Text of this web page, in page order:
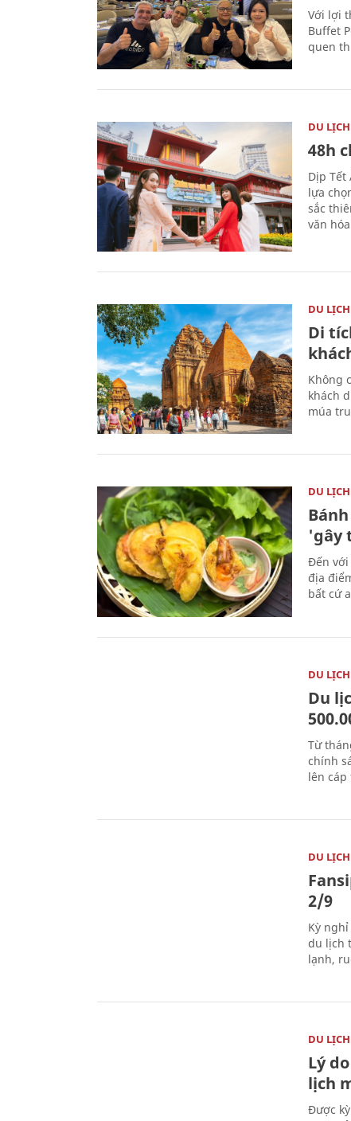
Với lợi
Buffet
quen
DU LỊCH
48h
Dịp Tết
lựa
sắc
văn
DU LỊCH
Di
Không
khách
múa
DU LỊCH
'gây
Đến với
địa
bất cứ
DU LỊCH
Du
Từ
chính
lên cáp
DU LỊCH
2/9
Kỳ
du lịch
lạnh,
DU LỊCH
Lý
lịch
Được